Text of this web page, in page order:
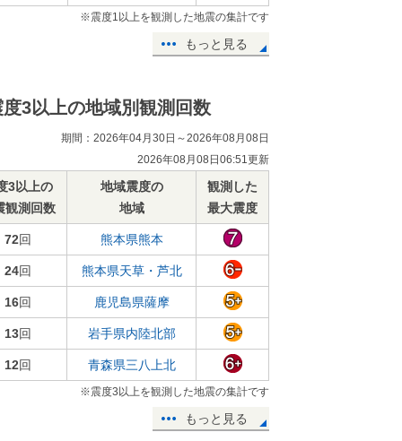
※震度1以上を観測した地震の集計です
もっと見る
度3以上の地域別観測回数
期間：2026年04月30日～2026年08月08日
2026年08月08日06:51更新
3以上の
観測回数
地域震度の
地域
観測した
最大震度
72回 熊本県熊本
24回 熊本県天草・芦北
16回 鹿児島県薩摩
13回 岩手県内陸北部
12回 青森県三八上北
※震度3以上を観測した地震の集計です
もっと見る